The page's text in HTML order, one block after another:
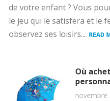
de votre enfant ? Vous
le jeu qui le satisfera et le
observez ses loisirs.... READ
Où
novembre